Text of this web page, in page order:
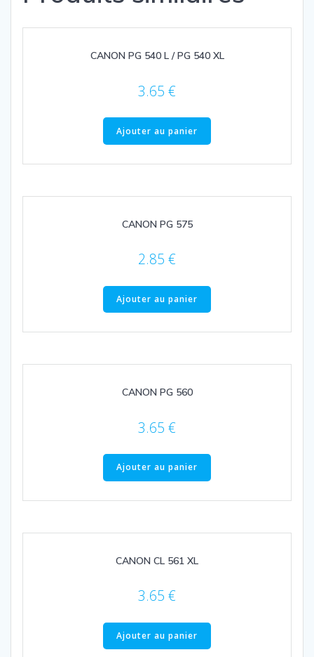
CANON PG 540 L / PG 540 XL
3.65 €
Ajouter au panier
CANON PG 575
2.85 €
Ajouter au panier
CANON PG 560
3.65 €
Ajouter au panier
CANON CL 561 XL
3.65 €
Ajouter au panier